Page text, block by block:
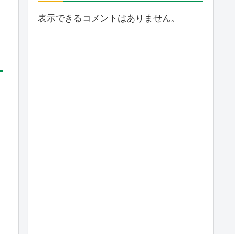
表示できるコメントはありません。